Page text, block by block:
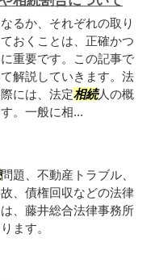
るか、それぞれの取り
おくことは、正確かつ
重要です。この記事で
解説していきます。法
には、法定相続人の概
。一般に相...
問題、不動産トラブル、
、債権回収などの法律
、藤井総合法律事務所
ます。